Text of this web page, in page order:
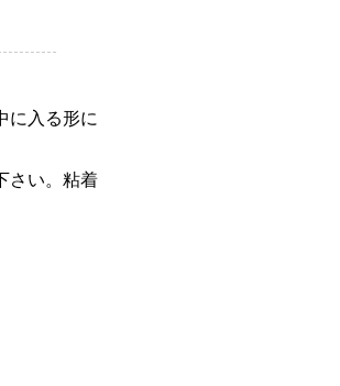
に入る形に
さい。粘着